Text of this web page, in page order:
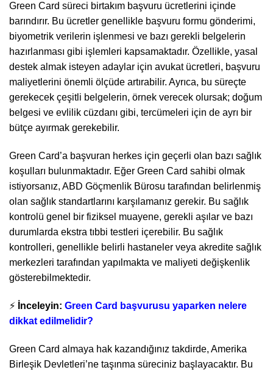
Green Card süreci birtakım başvuru ücretlerini içinde
barındırır. Bu ücretler genellikle başvuru formu gönderimi,
biyometrik verilerin işlenmesi ve bazı gerekli belgelerin
hazırlanması gibi işlemleri kapsamaktadır. Özellikle, yasal
destek almak isteyen adaylar için avukat ücretleri, başvuru
maliyetlerini önemli ölçüde artırabilir. Ayrıca, bu süreçte
gerekecek çeşitli belgelerin, örnek verecek olursak; doğum
belgesi ve evlilik cüzdanı gibi, tercümeleri için de ayrı bir
bütçe ayırmak gerekebilir.
Green Card’a başvuran herkes için geçerli olan bazı sağlık
koşulları bulunmaktadır. Eğer Green Card sahibi olmak
istiyorsanız, ABD Göçmenlik Bürosu tarafından belirlenmiş
olan sağlık standartlarını karşılamanız gerekir. Bu sağlık
kontrolü genel bir fiziksel muayene, gerekli aşılar ve bazı
durumlarda ekstra tıbbi testleri içerebilir. Bu sağlık
kontrolleri, genellikle belirli hastaneler veya akredite sağlık
merkezleri tarafından yapılmakta ve maliyeti değişkenlik
gösterebilmektedir.
⚡ İnceleyin: Green Card başvurusu yaparken nelere
dikkat edilmelidir?
Green Card almaya hak kazandığınız takdirde, Amerika
Birleşik Devletleri’ne taşınma süreciniz başlayacaktır. Bu